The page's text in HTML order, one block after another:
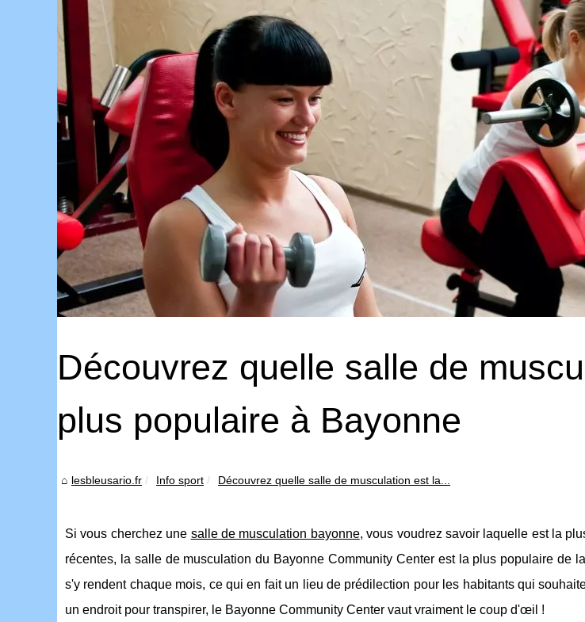
Découvrez quelle salle de
plus populaire à Bayonne
lesbleusario.fr Info sport Découvrez quelle salle de musculation est la...
Si vous cherchez une salle de musculation bayonne, vous voudrez savoir laquelle est la
récentes, la salle de musculation du Bayonne Community Center est la plus populaire de
s'y rendent chaque mois, ce qui en fait un lieu de prédilection pour les habitants qui
un endroit pour transpirer, le Bayonne Community Center vaut vraiment le coup d'œil !